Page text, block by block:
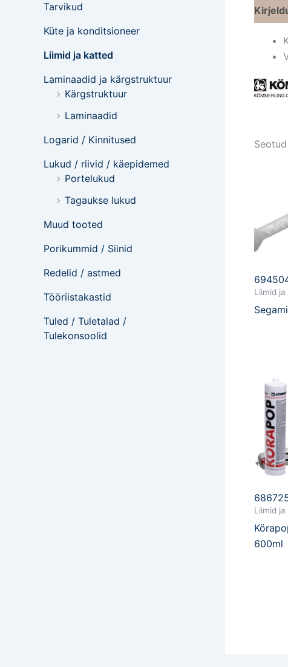
Tarvikud
Küte ja konditsioneer
Liimid ja katted
Laminaadid ja kärgstruktuur
Kärgstruktuur
Laminaadid
Logarid / Kinnitused
Lukud / riivid / käepidemed
Portelukud
Tagaukse lukud
Muud tooted
Porikummid / Siinid
Redelid / astmed
Tööriistakastid
Tuled / Tuletalad /
Tulekonsoolid
Liimid
Liimid
600ml